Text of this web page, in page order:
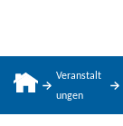
Veranstalt
ungen